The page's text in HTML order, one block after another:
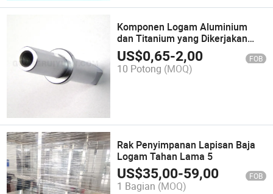
Komponen Logam Aluminium
dan Titanium yang Dikerjakan
dengan CNC Presisi
US$0,65-2,00 FOB
10 Potong (MOQ)
Rak Penyimpanan Lapisan Baja
Logam Tahan Lama 5
US$35,00-59,00 FOB
1 Bagian (MOQ)